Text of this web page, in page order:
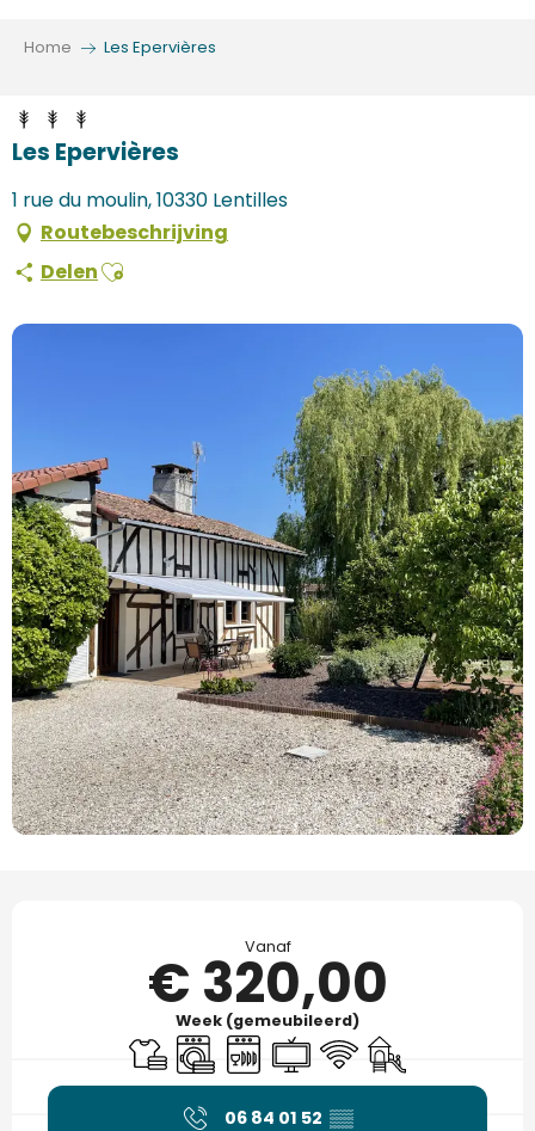
Home Les Epervières
Les Epervières
1 rue du moulin, 10330 Lentilles
Routebeschrijving
DelenAjouter aux favoris
Vanaf
€ 320,00
Week (gemeubileerd)
Lakens en linnengoed
Wasmachine
Vaatwassers
Televisie
Wifi Kinderspelen /
06 84 01 52 ▒▒